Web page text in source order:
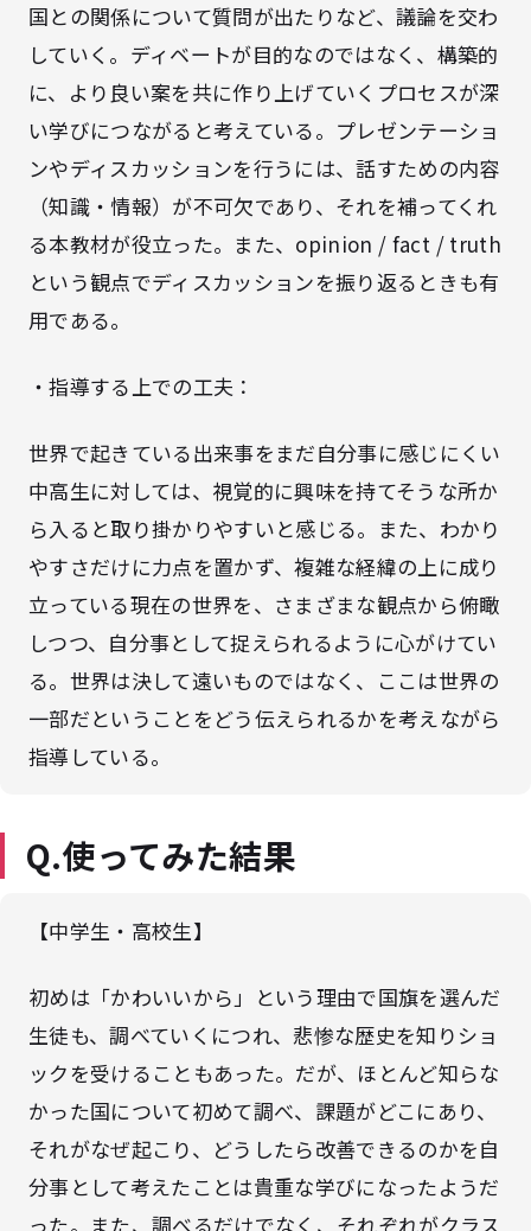
国との関係について質問が出たりなど、議論を交わ
していく。ディベートが目的なのではなく、構築的
に、より良い案を共に作り上げていくプロセスが深
い学びにつながると考えている。プレゼンテーショ
ンやディスカッションを行うには、話すための内容
（知識・情報）が不可欠であり、それを補ってくれ
る本教材が役立った。また、opinion / fact / truth
という観点でディスカッションを振り返るときも有
用である。
・指導する上での工夫：
世界で起きている出来事をまだ自分事に感じにくい
中高生に対しては、視覚的に興味を持てそうな所か
ら入ると取り掛かりやすいと感じる。また、わかり
やすさだけに力点を置かず、複雑な経緯の上に成り
立っている現在の世界を、さまざまな観点から俯瞰
しつつ、自分事として捉えられるように心がけてい
る。世界は決して遠いものではなく、ここは世界の
一部だということをどう伝えられるかを考えながら
指導している。
Q.使ってみた結果
【中学生・高校生】
初めは「かわいいから」という理由で国旗を選んだ
生徒も、調べていくにつれ、悲惨な歴史を知りショ
ックを受けることもあった。だが、ほとんど知らな
かった国について初めて調べ、課題がどこにあり、
それがなぜ起こり、どうしたら改善できるのかを自
分事として考えたことは貴重な学びになったようだ
った。また、調べるだけでなく、それぞれがクラス